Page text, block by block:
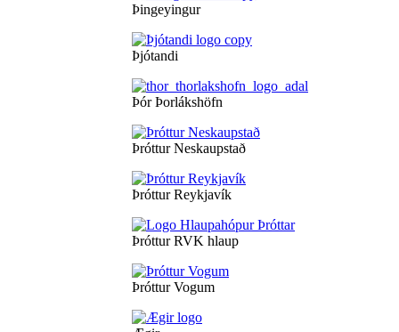
Þingeyingur
Þjótandi
Þór Þorlákshöfn
Þróttur Neskaupstað
Þróttur Reykjavík
Þróttur RVK hlaup
Þróttur Vogum